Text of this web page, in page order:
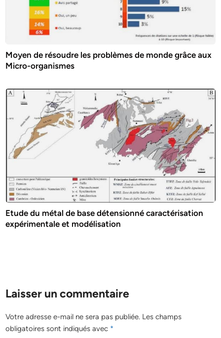
Moyen de résoudre les problèmes de monde grâce aux
Micro-organismes
Etude du métal de base détensionné caractérisation
expérimentale et modélisation
Laisser un commentaire
Votre adresse e-mail ne sera pas publiée. Les champs
obligatoires sont indiqués avec *